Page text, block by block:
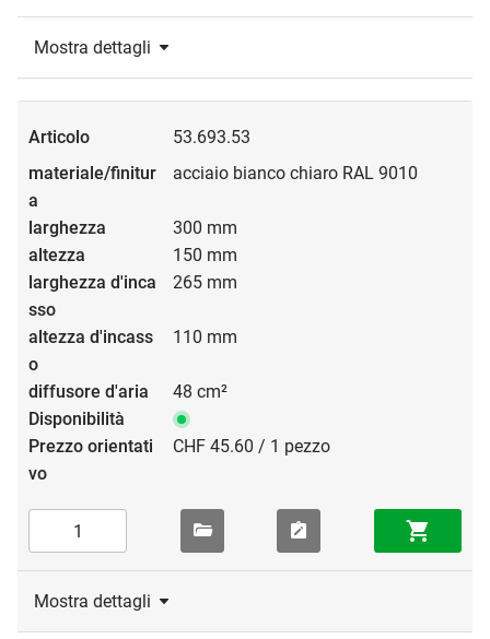
Mostra dettagli
53.693.53
acciaio bianco chiaro RAL 9010
300 mm
150 mm
265 mm
110 mm
48 cm²
CHF 45.60 / 1 pezzo
Mostra dettagli